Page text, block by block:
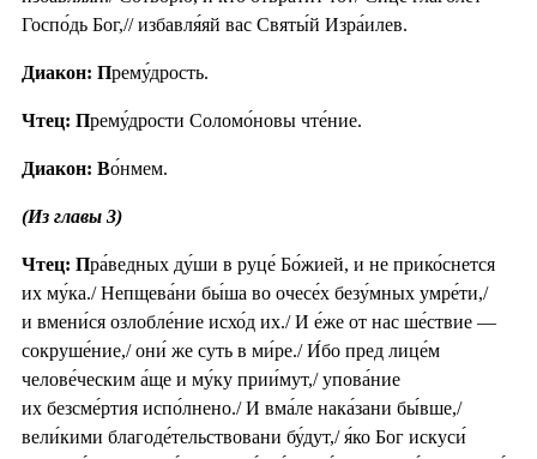
Госпо́дь Бог,// избавля́яй вас Святы́й Изра́илев.
Диакон: Прему́дрость.
Чтец: Прему́дрости Соломо́новы чте́ние.
Диакон: Во́нмем.
(Из главы 3)
Чтец: Пра́ведных ду́ши в руце́ Бо́жией, и не прико́снется
их му́ка./ Непщева́ни бы́ша во очесе́х безу́мных умре́ти,/
и вмени́ся озлобле́ние исхо́д их./ И е́же от нас ше́ствие —
сокруше́ние,/ они́ же суть в ми́ре./ И́бо пред лице́м
челове́ческим а́ще и му́ку прии́мут,/ упова́ние
их безсме́ртия испо́лнено./ И вма́ле нака́зани бы́вше,/
вели́кими благоде́тельствовани бу́дут,/ я́ко Бог искуси́